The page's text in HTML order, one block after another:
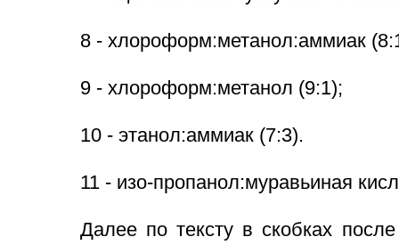
8 - хлороформ:метанол:аммиак
9 - хлороформ:метанол (9:1);
10 - этанол:аммиак (7:3).
11 - изо-пропанол:муравьиная
Далее по тексту в скобках